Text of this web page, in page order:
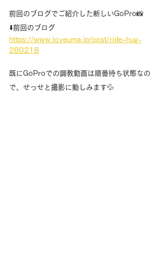
前回のブログでご紹介した新しいGoPro📸
⬇️前回のブログ
https://www.loveuma.jp/post/ride-hug-
260218
既にGoProでの調教動画は順番待ち状態なの
で、せっせと撮影に勤しみます💦